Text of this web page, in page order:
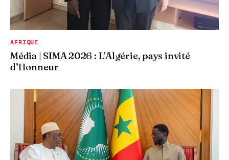
AFRIQUE
Média | SIMA 2026 : L’Algérie, pays invité
d’Honneur